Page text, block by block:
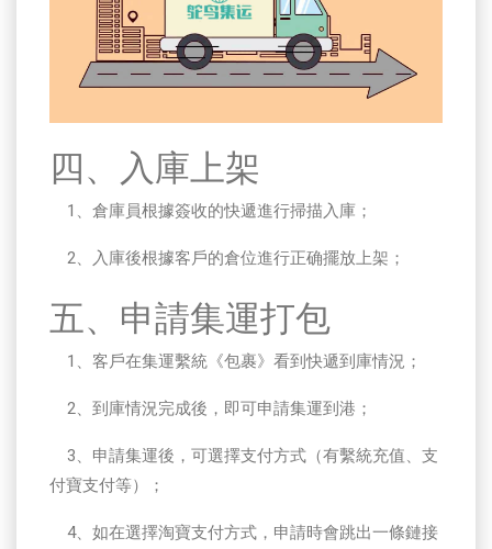
四、入庫上架
1、倉庫員根據簽收的快遞進行掃描入庫；
2、入庫後根據客戶的倉位進行正确擺放上架；
五、申請集運打包
1、客戶在集運繫統《包裹》看到快遞到庫情況；
2、到庫情況完成後，即可申請集運到港；
3、申請集運後，可選擇支付方式（有繫統充值、支
付寶支付等）；
4、如在選擇淘寶支付方式，申請時會跳出一條鏈接